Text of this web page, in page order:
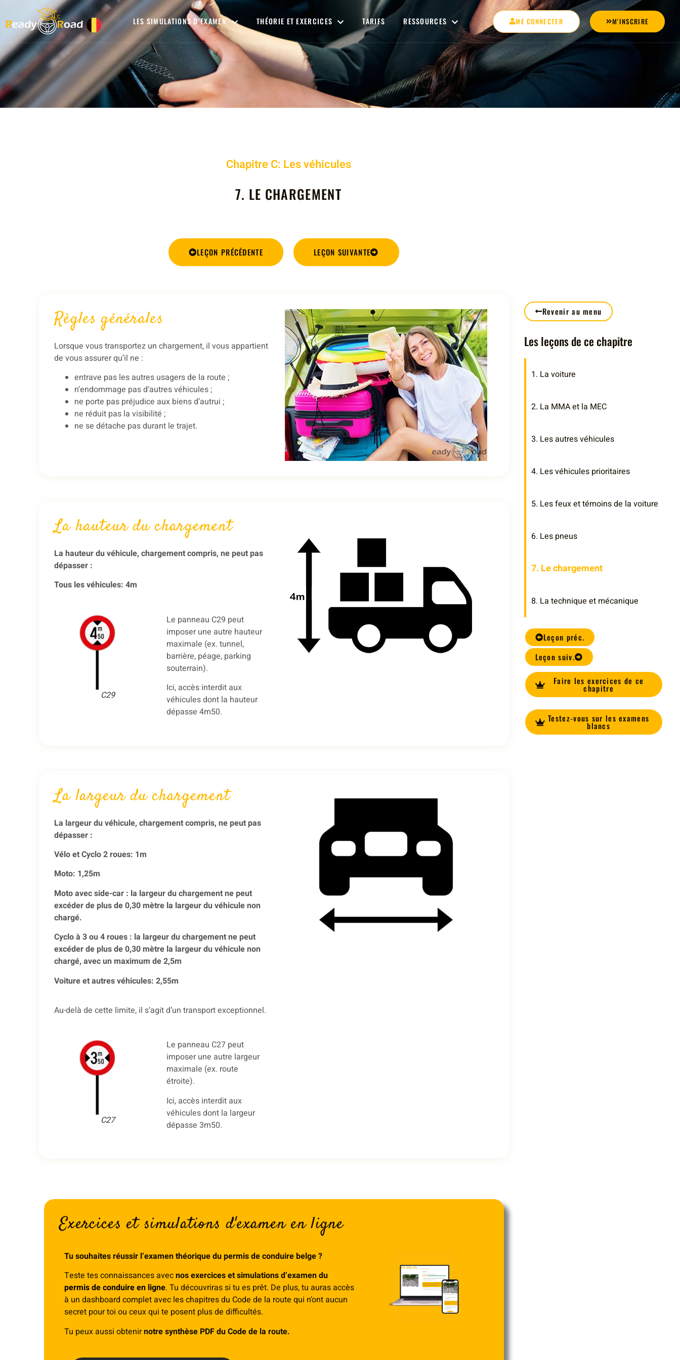
LES SIMULATIONS D’EXAMEN THÉORIE ET EXERCICES TARIFS RESSOURCES ME CONNECTER M'INSCRIRE
ChapitreC: Les véhicules
7. LE CHARGEMENT
LEÇON PRÉCÉDENTE LEÇON SUIVANTE
Règles générales
Lorsque vous transportez un chargement, il vous appartient
de vous assurer qu’il ne :
entrave pas les autres usagers de la route ;
n’endommage pas d’autres véhicules ;
ne porte pas préjudice aux biens d’autrui ;
ne réduit pas la visibilité ;
ne se détache pas durant le trajet.
La hauteur du chargement
La hauteur du véhicule, chargement compris, ne peut pas
dépasser :
Tous les véhicules: 4m
C29
Le panneau C29 peut
imposer une autre hauteur
maximale (ex. tunnel,
barrière, péage, parking
souterrain).
Ici, accès interdit aux
véhicules dont la hauteur
dépasse 4m50.
La largeur du chargement
La largeur du véhicule, chargement compris, ne peut pas
dépasser :
Vélo et Cyclo 2 roues: 1m
Moto: 1,25m
Moto avec side-car : la largeur du chargement ne peut
excéder de plus de 0,30 mètre la largeur du véhicule non
chargé.
Cyclo à 3 ou 4 roues : la largeur du chargement ne peut
excéder de plus de 0,30 mètre la largeur du véhicule non
chargé, avec un maximum de 2,5m
Voiture et autres véhicules: 2,55m
Au-delà de cette limite, il s’agit d’un transport exceptionnel.
C27
Le panneau C27 peut
imposer une autre largeur
maximale (ex. route
étroite).
Ici, accès interdit aux
véhicules dont la largeur
dépasse 3m50.
Exercices et simulations d'examen en ligne
Tu souhaites réussir l’examen théorique du permis de conduire belge ?
Teste tes connaissances avecnos exercices et simulations d’examen du
permis de conduire en ligne. Tu découvriras si tu es prêt. De plus, tu auras accès
à un dashboard complet avec les chapitres du Code de la route qui n’ont aucun
secret pour toi ou ceux qui te posent plus de difficultés.
Tu peux aussi obtenirnotre synthèse PDF du Code de la route.
Revenir au menu
Les leçons de ce chapitre
1. La voiture
2. La MMA et la MEC
3. Les autres véhicules
4. Les véhicules prioritaires
5. Les feux et témoins de la voiture
6. Les pneus
7. Le chargement
8. La technique et mécanique
Leçon préc.
Leçon suiv.
Faire les exercices de ce
chapitre
Testez-vous sur les examens
blancs